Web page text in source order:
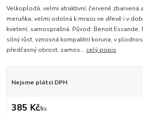
Velkoplodá, velmi atraktivní, červeně
meruňka, velmi odolná k mrazu ve dřevě i v
kvetení, samosprašná. Původ: Benoit Escande,
silný růst, vznosná kompaktní koruna, v
předčasný obrost, samos... celý popis
Nejsme plátci DPH
385 Kč/ks